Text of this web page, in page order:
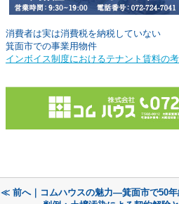
消費者は実は消費税を納税していない
箕面市での事業用物件
インボイス制度におけるテナント賃料の
≪ 前へ｜コムハウスの魅力—箕面市で50年